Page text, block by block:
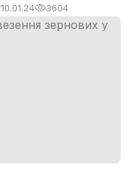
10.01.24 3604